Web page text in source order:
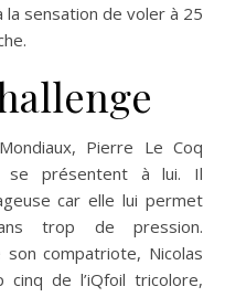
sensation de voler à 25
Pierre Le Coq
se présentent à lui. Il
car elle lui permet
trop de pression.
compatriote, Nicolas
de l’iQfoil tricolore,